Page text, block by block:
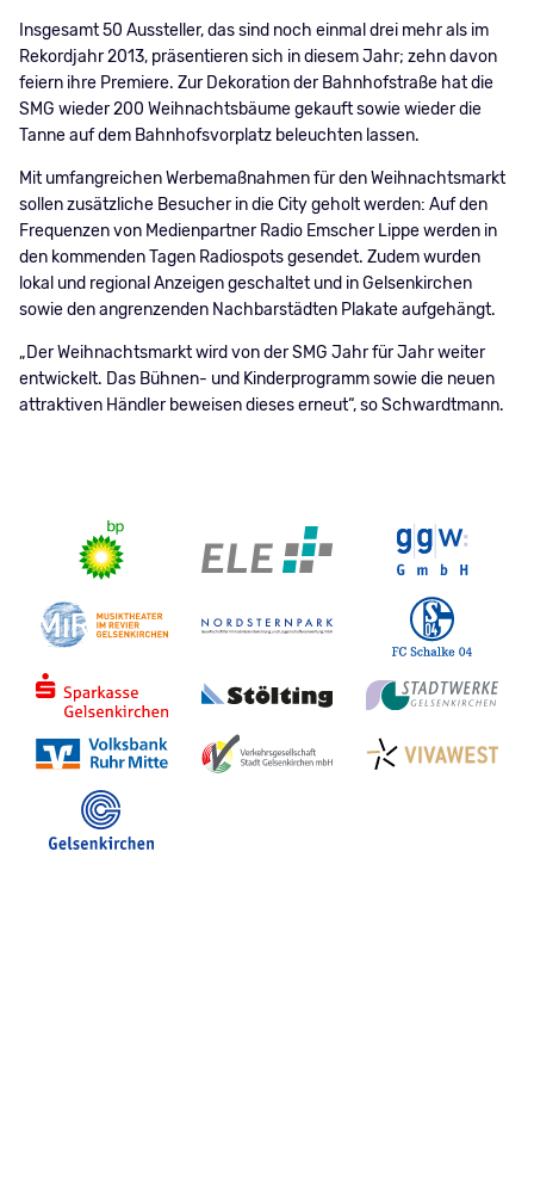
Insgesamt 50 Aussteller, das sind noch einmal drei mehr als im
Rekordjahr 2013, präsentieren sich in diesem Jahr; zehn davon
feiern ihre Premiere. Zur Dekoration der Bahnhofstraße hat die
SMG wieder 200 Weihnachtsbäume gekauft sowie wieder die
Tanne auf dem Bahnhofsvorplatz beleuchten lassen.
Mit umfangreichen Werbemaßnahmen für den Weihnachtsmarkt
sollen zusätzliche Besucher in die City geholt werden: Auf den
Frequenzen von Medienpartner Radio Emscher Lippe werden in
den kommenden Tagen Radiospots gesendet. Zudem wurden
lokal und regional Anzeigen geschaltet und in Gelsenkirchen
sowie den angrenzenden Nachbarstädten Plakate aufgehängt.
„Der Weihnachtsmarkt wird von der SMG Jahr für Jahr weiter
entwickelt. Das Bühnen- und Kinderprogramm sowie die neuen
attraktiven Händler beweisen dieses erneut“, so Schwardtmann.